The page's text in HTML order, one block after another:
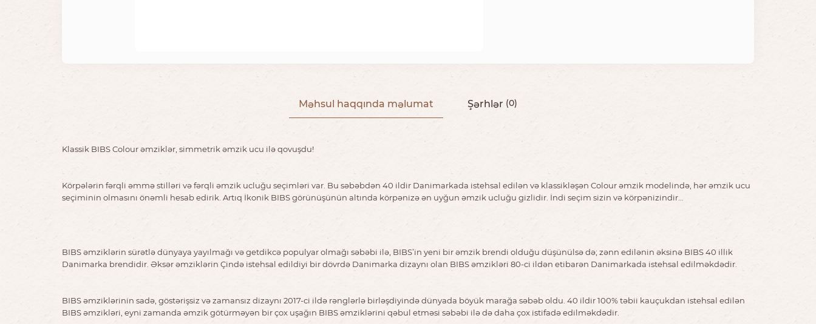
Məhsul haqqında məlumat Şərhlər (0)
Klassik BIBS Colour əmziklər, simmetrik əmzik ucu ilə qovuşdu!
Körpələrin fərqli əmmə stilləri və fərqli əmzik ucluğu seçimləri var. Bu səbəbdən 40 ildir Danimarkada istehsal edilən və klassikləşən Colour əmzik modelində, hər əmzik ucu
seçiminin olmasını önəmli hesab edirik. Artıq İkonik BIBS görünüşünün altında körpənizə ən uyğun əmzik ucluğu gizlidir. İndi seçim sizin və körpənizindir…
BIBS əmziklərin sürətlə dünyaya yayılmağı və getdikcə populyar olmağı səbəbi ilə, BIBS’in yeni bir əmzik brendi olduğu düşünülsə də; zənn edilənin əksinə BIBS 40 illik
Danimarka brendidir. Əksər əmziklərin Çində istehsal edildiyi bir dövrdə Danimarka dizaynı olan BIBS əmzikləri 80-ci ildən etibarən Danimarkada istehsal edilməkdədir.
BIBS əmziklərinin sadə, göstərişsiz və zamansız dizaynı 2017-ci ildə rənglərlə birləşdiyində dünyada böyük marağa səbəb oldu. 40 ildir 100% təbii kauçukdan istehsal edilən
BIBS əmzikləri, eyni zamanda əmzik götürməyən bir çox uşağın BIBS əmziklərini qəbul etməsi səbəbi ilə də daha çox istifadə edilməkdədir.